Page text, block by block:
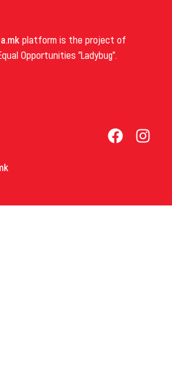
platform is the project of
Opportunities "Ladybug".